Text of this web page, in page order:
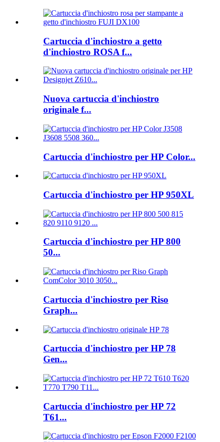
Cartuccia d'inchiostro a getto
d'inchiostro ROSA f...
Nuova cartuccia d'inchiostro
originale f...
Cartuccia d'inchiostro per HP Color...
Cartuccia d'inchiostro per HP 950XL
Cartuccia d'inchiostro per HP 800
50...
Cartuccia d'inchiostro per Riso
Graph...
Cartuccia d'inchiostro per HP 78
Gen...
Cartuccia d'inchiostro per HP 72
T61...